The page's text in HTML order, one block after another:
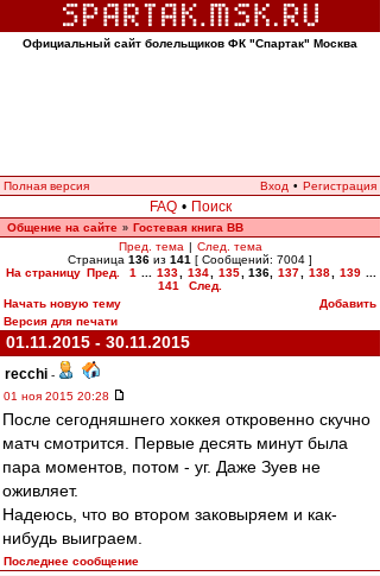
Официальный сайт болельщиков ФК "Спартак" Москва
Полная версия Вход • Регистрация
FAQ • Поиск
Общение на сайте » Гостевая книга ВВ
Пред. тема | След. тема
Страница 136 из 141 [ Сообщений: 7004 ]
На страницу Пред. 1 133 134 135 136, 137 138 139
141
След.
Начать новую тему
Добавить
Версия для печати
01.11.2015 - 30.11.2015
recchi -
01 ноя 2015 20:28
После сегодняшнего хоккея откровенно скучно
матч смотрится. Первые десять минут была
пара моментов, потом - уг. Даже Зуев не
оживляет.
Надеюсь, что во втором заковыряем и как-
нибудь выиграем.
Последнее сообщение